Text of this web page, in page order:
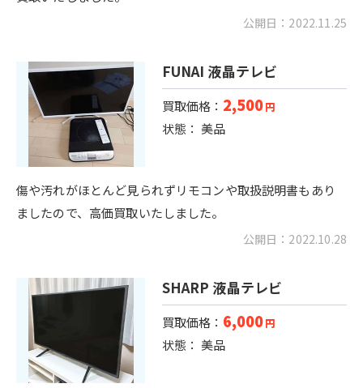
公開日：2022.11.25
FUNAI 液晶テレビ
買取価格： 2,500円
状態： 美品
傷や汚れがほとんど見られずリモコンや取扱説明書もあり
ましたので、高価買取いたしました。
公開日：2022.10.28
SHARP 液晶テレビ
買取価格： 6,000円
状態： 美品